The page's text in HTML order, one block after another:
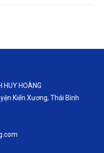
HUY HOÀNG
Kiến Xương, Thái Bình